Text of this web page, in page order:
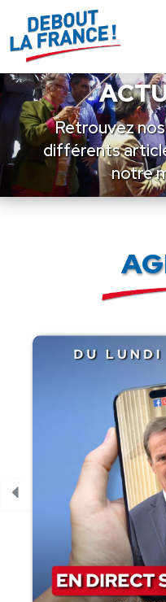
Retrouvez
différents
notre
Panneau de gestion des